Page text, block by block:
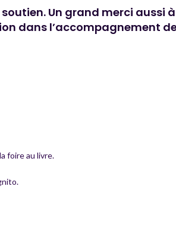
Un grand merci aussi
dans l’accompagnement
foire au livre.